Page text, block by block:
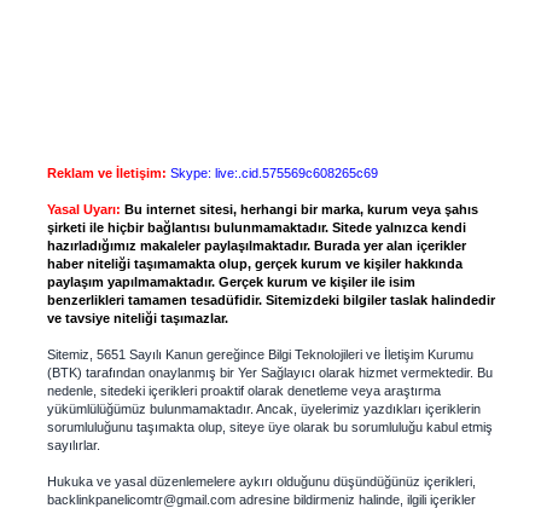
Reklam ve İletişim: Skype: live:.cid.575569c608265c69
Yasal Uyarı: Bu internet sitesi, herhangi bir marka, kurum veya şahıs
şirketi ile hiçbir bağlantısı bulunmamaktadır. Sitede yalnızca kendi
hazırladığımız makaleler paylaşılmaktadır. Burada yer alan içerikler
haber niteliği taşımamakta olup, gerçek kurum ve kişiler hakkında
paylaşım yapılmamaktadır. Gerçek kurum ve kişiler ile isim
benzerlikleri tamamen tesadüfidir. Sitemizdeki bilgiler taslak halindedir
ve tavsiye niteliği taşımazlar.
Sitemiz, 5651 Sayılı Kanun gereğince Bilgi Teknolojileri ve İletişim Kurumu
(BTK) tarafından onaylanmış bir Yer Sağlayıcı olarak hizmet vermektedir. Bu
nedenle, sitedeki içerikleri proaktif olarak denetleme veya araştırma
yükümlülüğümüz bulunmamaktadır. Ancak, üyelerimiz yazdıkları içeriklerin
sorumluluğunu taşımakta olup, siteye üye olarak bu sorumluluğu kabul etmiş
sayılırlar.
Hukuka ve yasal düzenlemelere aykırı olduğunu düşündüğünüz içerikleri,
backlinkpanelicomtr@gmail.comadresine bildirmeniz halinde, ilgili içerikler